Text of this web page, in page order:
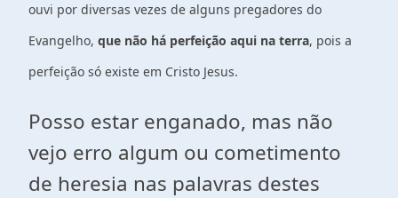
ouvi por diversas vezes de alguns pregadores do
Evangelho, que não há perfeição aqui na terra, pois a
perfeição só existe em Cristo Jesus.
Posso estar enganado, mas não
vejo erro algum ou cometimento
de heresia nas palavras destes